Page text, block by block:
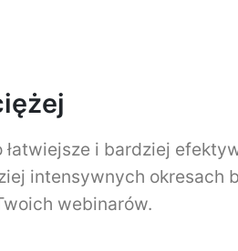
i bardziej
intensywnych okresach
webinarów.